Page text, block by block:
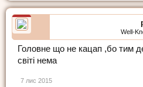
Well-
Головне що не кацап ,бо тим
світі нема
7 лис 2015